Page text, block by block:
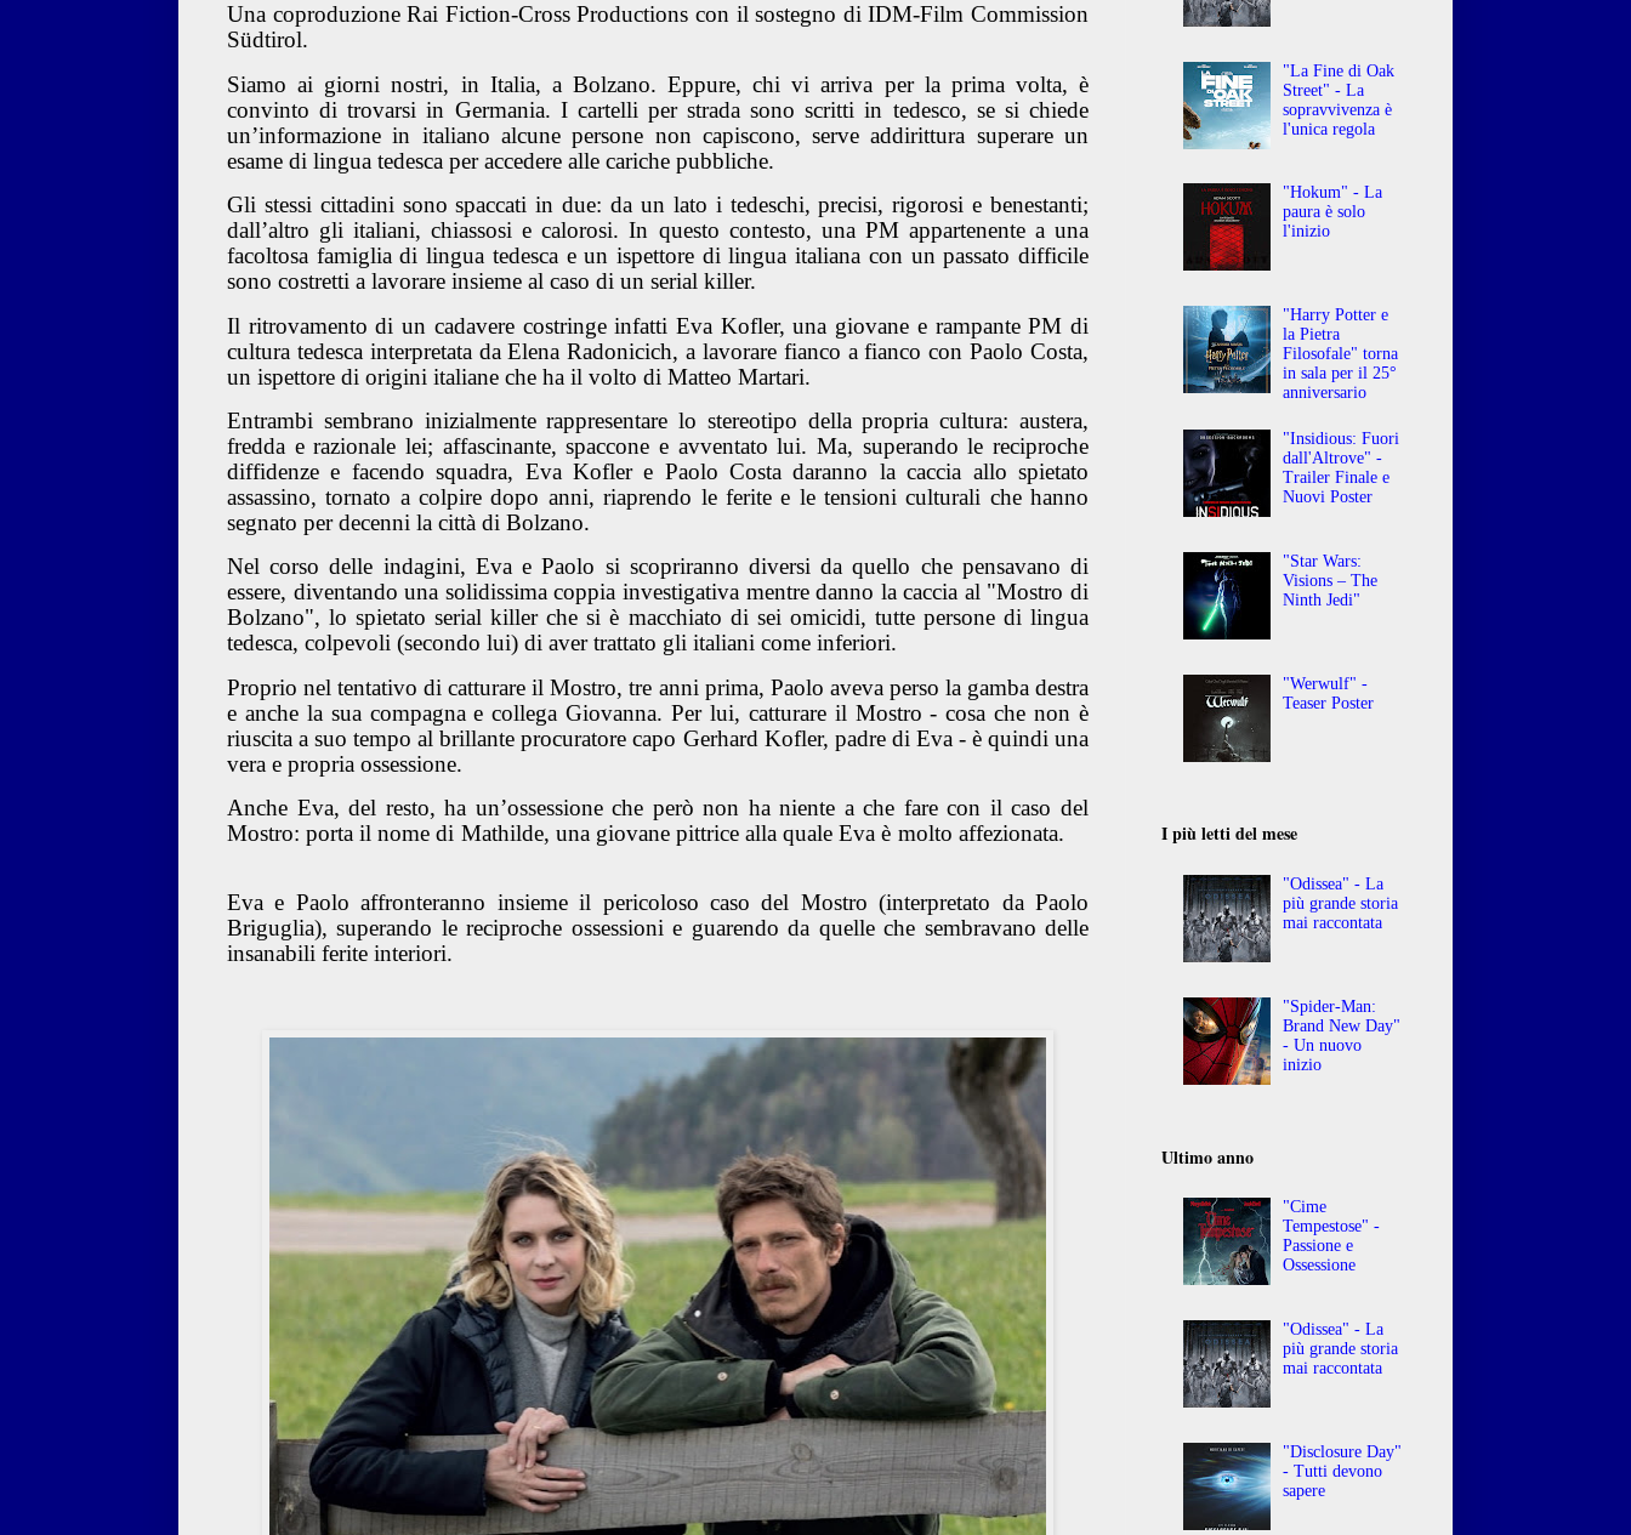
Una coproduzione Rai Fiction-Cross Productions con il sostegno di IDM-Film Commission
Südtirol.
Siamo ai giorni nostri, in Italia, a Bolzano. Eppure, chi vi arriva per la prima volta, è
convinto di trovarsi in Germania. I cartelli per strada sono scritti in tedesco, se si chiede
un’informazione in italiano alcune persone non capiscono, serve addirittura superare un
esame di lingua tedesca per accedere alle cariche pubbliche.
Gli stessi cittadini sono spaccati in due: da un lato i tedeschi, precisi, rigorosi e benestanti;
dall’altro gli italiani, chiassosi e calorosi. In questo contesto, una PM appartenente a una
facoltosa famiglia di lingua tedesca e un ispettore di lingua italiana con un passato difficile
sono costretti a lavorare insieme al caso di un serial killer.
Il ritrovamento di un cadavere costringe infatti Eva Kofler, una giovane e rampante PM di
cultura tedesca interpretata da Elena Radonicich, a lavorare fianco a fianco con Paolo Costa,
un ispettore di origini italiane che ha il volto di Matteo Martari.
Entrambi sembrano inizialmente rappresentare lo stereotipo della propria cultura: austera,
fredda e razionale lei; affascinante, spaccone e avventato lui. Ma, superando le reciproche
diffidenze e facendo squadra, Eva Kofler e Paolo Costa daranno la caccia allo spietato
assassino, tornato a colpire dopo anni, riaprendo le ferite e le tensioni culturali che hanno
segnato per decenni la città di Bolzano.
Nel corso delle indagini, Eva e Paolo si scopriranno diversi da quello che pensavano di
essere, diventando una solidissima coppia investigativa mentre danno la caccia al "Mostro di
Bolzano", lo spietato serial killer che si è macchiato di sei omicidi, tutte persone di lingua
tedesca, colpevoli (secondo lui) di aver trattato gli italiani come inferiori.
Proprio nel tentativo di catturare il Mostro, tre anni prima, Paolo aveva perso la gamba destra
e anche la sua compagna e collega Giovanna. Per lui, catturare il Mostro - cosa che non è
riuscita a suo tempo al brillante procuratore capo Gerhard Kofler, padre di Eva - è quindi una
vera e propria ossessione.
Anche Eva, del resto, ha un’ossessione che però non ha niente a che fare con il caso del
Mostro: porta il nome di Mathilde, una giovane pittrice alla quale Eva è molto affezionata.
Eva e Paolo affronteranno insieme il pericoloso caso del Mostro (interpretato da Paolo
Briguglia), superando le reciproche ossessioni e guarendo da quelle che sembravano delle
insanabili ferite interiori.
"La Fine di Oak
Street" - La
sopravvivenza è
l'unica regola
"Hokum" - La
paura è solo
l'inizio
"Harry Potter e
la Pietra
Filosofale" torna
in sala per il 25°
anniversario
"Insidious: Fuori
dall'Altrove" -
Trailer Finale e
Nuovi Poster
"Star Wars:
Visions – The
Ninth Jedi"
"Werwulf" -
Teaser Poster
I più letti del mese
"Odissea" - La
più grande storia
mai raccontata
"Spider-Man:
Brand New Day"
- Un nuovo
inizio
Ultimo anno
"Cime
Tempestose" -
Passione e
Ossessione
"Odissea" - La
più grande storia
mai raccontata
"Disclosure Day"
- Tutti devono
sapere